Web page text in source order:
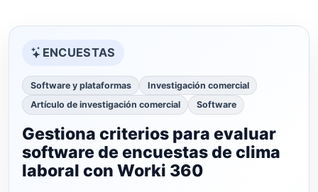
ENCUESTAS
Software y plataformas
Investigación comercial
Artículo de investigación comercial
Software
Gestiona criterios para evaluar
software de encuestas de clima
laboral con Worki 360